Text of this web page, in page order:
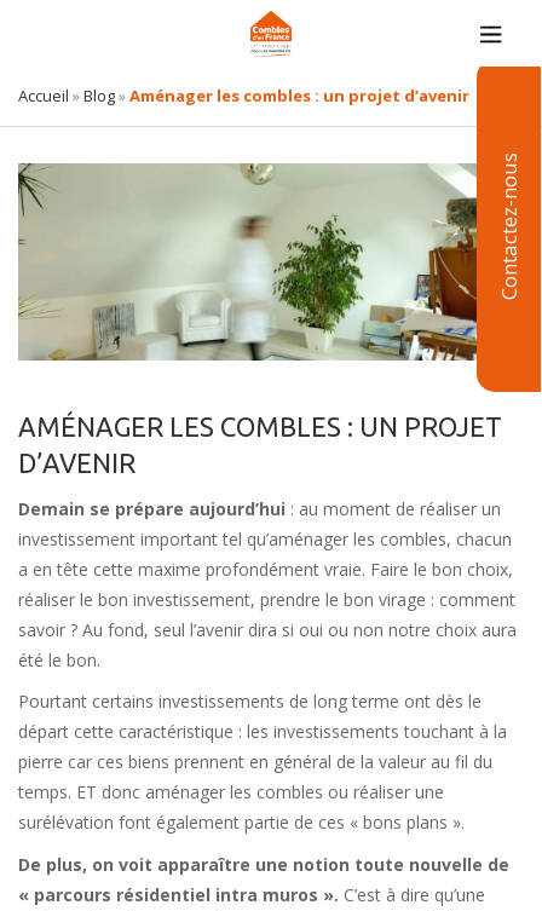
Contactez-nous
Accueil »Blog»Aménager les combles : un projet d’avenir
AMÉNAGER LES COMBLES : UN PROJET
D’AVENIR
Demain se prépare aujourd’hui : au moment de réaliser un
investissement important tel qu’aménager les combles, chacun
a en tête cette maxime profondément vraie. Faire le bon choix,
réaliser le bon investissement, prendre le bon virage : comment
savoir ? Au fond, seul l’avenir dira si oui ou non notre choix aura
été le bon.
Pourtant certains investissements de long terme ont dès le
départ cette caractéristique : les investissements touchant à la
pierre car ces biens prennent en général de la valeur au fil du
temps. ET donc aménager les combles ou réaliser une
surélévation font également partie de ces « bons plans ».
De plus, on voit apparaître une notion toute nouvelle de
« parcours résidentiel intra muros ». C’est à dire qu’une